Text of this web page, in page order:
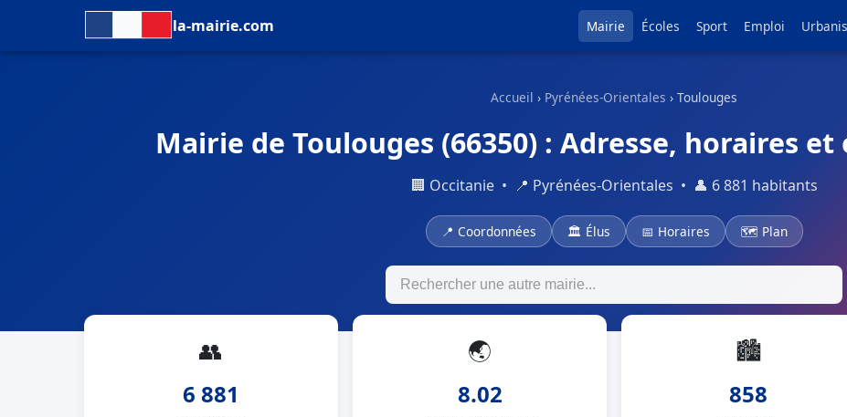
la-mairie.com Mairie Écoles Sport Emploi
Accueil › Pyrénées-Orientales › Toulouges
Mairie de Toulouges (66350) : Adresse, horaires
🏢 Occitanie • 📍 Pyrénées-Orientales • 👤 6 881 habitants
📍 Coordonnées 🏛 Élus 📅 Horaires 🗺 Plan
👥
6 881
🌏
8.02
🏙
858